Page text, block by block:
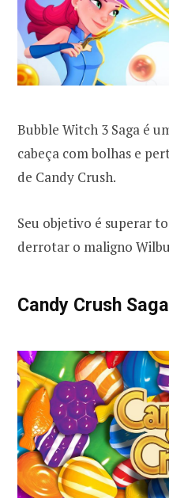
Bubble Witch 3 Saga é
cabeça com bolhas e
de Candy Crush.
Seu objetivo é superar
derrotar o maligno
Candy Crush Saga